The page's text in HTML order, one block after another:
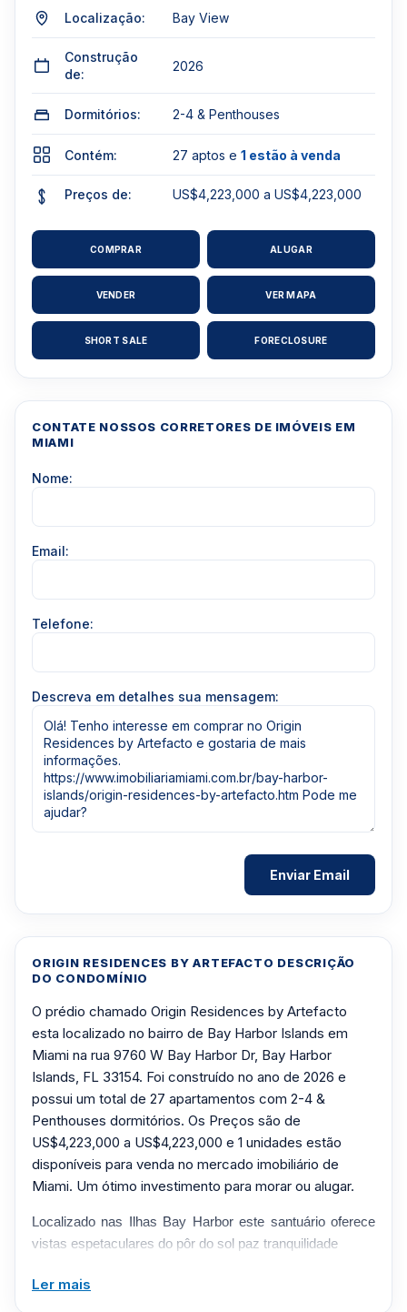
Localização: Bay View
Construção
de:
2026
Dormitórios: 2-4 & Penthouses
Contém: 27 aptos e 1 estão à venda
Preços de: US$4,223,000 a US$4,223,000
COMPRAR ALUGAR
VENDER VER MAPA
SHORT SALE FORECLOSURE
ORIGIN RESIDENCES BY ARTEFACTO DESCRIÇÃO
DO CONDOMÍNIO
O prédio chamado Origin Residences by Artefacto
esta localizado no bairro de Bay Harbor Islands em
Miami na rua 9760 W Bay Harbor Dr, Bay Harbor
Islands, FL 33154. Foi construído no ano de 2026 e
possui um total de 27 apartamentos com 2-4 &
Penthouses dormitórios. Os Preços são de
US$4,223,000 a US$4,223,000 e 1 unidades estão
disponíveis para venda no mercado imobiliário de
Miami. Um ótimo investimento para morar ou alugar.
Localizado nas Ilhas Bay Harbor este santuário oferece
vistas espetaculares do pôr do sol paz tranquilidade
andares simboliza a vida na ilha de Miami. Plantas baixas
Ler mais
CONTATE NOSSOS CORRETORES DE IMÓVEIS EM
MIAMI
Nome:
Email:
Telefone:
Descreva em detalhes sua mensagem: